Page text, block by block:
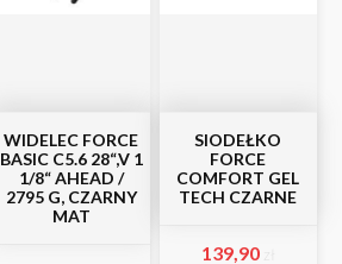
WIDELEC FORCE
BASIC C5.6 28“,V 1
1/8“ AHEAD /
2795 G, CZARNY
MAT
SIODEŁKO
FORCE
COMFORT GEL
TECH CZARNE
139,90